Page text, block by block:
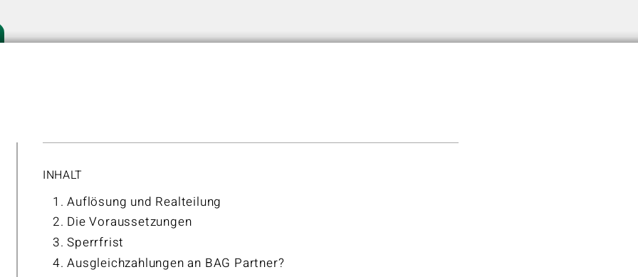
INHALT
Auflösung und Realteilung
Die Voraussetzungen
Sperrfrist
Ausgleichzahlungen an BAG Partner?